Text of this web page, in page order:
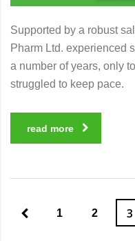
Supported by a robust
Pharm Ltd. experienced
a number of years, only
struggled to keep pace.
read more
1 2 3